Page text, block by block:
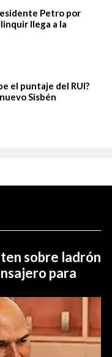
Petro por
llega a la
el puntaje del RUI?
Sisbén
sobre ladrón
para